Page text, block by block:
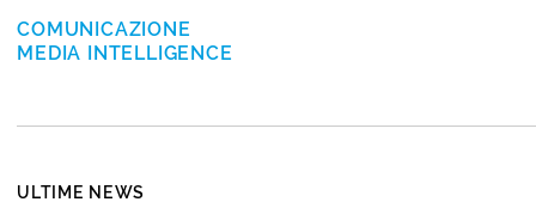
COMUNICAZIONE
MEDIA INTELLIGENCE
ULTIME NEWS